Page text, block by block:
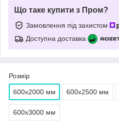
Що таке купити з Пром?
Замовлення під захистом
Доступна доставка
Розмір
600х2000 мм 600х2500 мм
600х3000 мм